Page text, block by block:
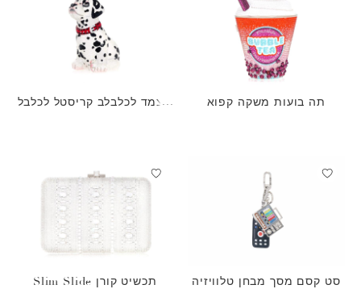
תה בועות משקה קפוא
מצמד לכלבלב קריסטל לכלבל
סט קסם מסך מבחן טלוויזיה תכשיט קורן Slim Slide